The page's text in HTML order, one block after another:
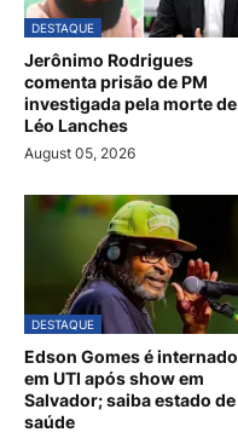
DESTAQUE
Jerônimo Rodrigues
comenta prisão de PM
investigada pela morte de
Léo Lanches
August 05, 2026
DESTAQUE
Edson Gomes é internado
em UTI após show em
Salvador; saiba estado de
saúde